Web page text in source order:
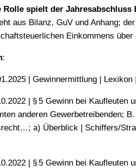
Rolle spielt der
aus Bilanz, GuV und Anhang;
Einkommens
:
| Gewinnermittlung |
| § 5 Gewinn bei Kaufleuten
anderen Gewerbetreibenden;
a) Überblick | Schiffers/
| § 5 Gewinn bei Kaufleuten